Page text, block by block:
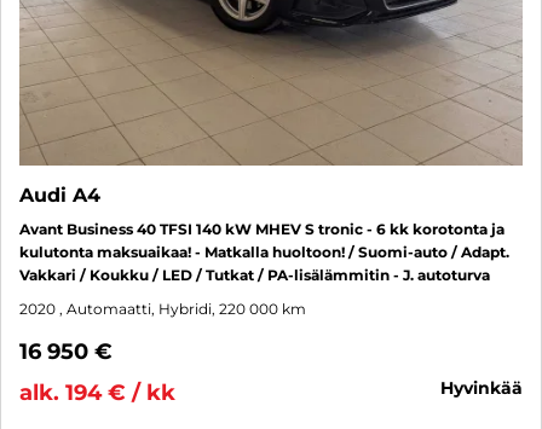
Audi A4
Avant Business 40 TFSI 140 kW MHEV S tronic - 6 kk korotonta ja
kulutonta maksuaikaa! - Matkalla huoltoon! / Suomi-auto / Adapt.
Vakkari / Koukku / LED / Tutkat / PA-lisälämmitin - J. autoturva
2020 , Automaatti, Hybridi, 220 000 km
16 950 €
alk. 194 € / kk
hyvinkää